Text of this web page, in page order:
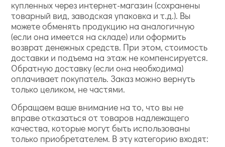
купленных через интернет-магазин (сохранены
товарный вид, заводская упаковка и т.д.). Вы
можете обменять продукцию на аналогичную
(если она имеется на складе) или оформить
возврат денежных средств. При этом, стоимость
доставки и подъема на этаж не компенсируется.
Обратную доставку (если она необходима)
оплачивает покупатель. Заказ можно вернуть
только целиком, не частями.
Обращаем ваше внимание на то, что вы не
вправе отказаться от товаров надлежащего
качества, которые могут быть использованы
только приобретателем. В эту категорию входят: